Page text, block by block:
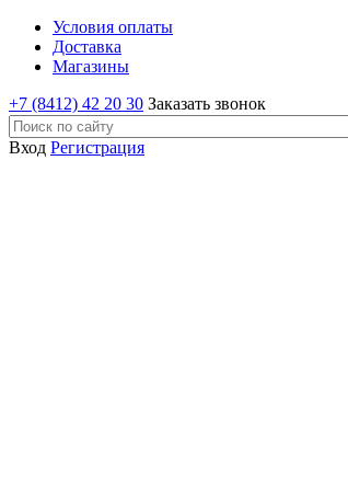
Условия оплаты
Доставка
Магазины
+7 (8412) 42 20 30 Заказать звонок
Вход Регистрация